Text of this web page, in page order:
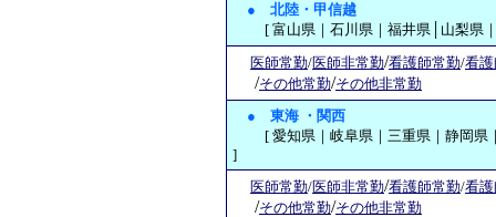
● 北陸・甲信越
[ 富山県｜石川県｜福井県│山梨県｜
医師常勤/医師非常勤/看護師常勤/看
/その他常勤/その他非常勤
● 東海 ・関西
[ 愛知県｜岐阜県｜三重県｜静岡県
]
医師常勤/医師非常勤/看護師常勤/看
/その他常勤/その他非常勤